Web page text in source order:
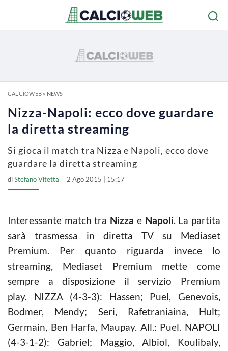
CALCIOWEB» NEWS
Nizza-Napoli: ecco dove guardare
la diretta streaming
Si gioca il match tra Nizza e Napoli, ecco dove
guardare la diretta streaming
diStefano Vitetta 2 Ago 2015 | 15:17
Interessante match tra Nizza e Napoli. La partita
sarà trasmessa in diretta TV su Mediaset
Premium. Per quanto riguarda invece lo
streaming, Mediaset Premium mette come
sempre a disposizione il servizio Premium
play. NIZZA (4-3-3): Hassen; Puel, Genevois,
Bodmer, Mendy; Seri, Rafetraniaina, Hult;
Germain, Ben Harfa, Maupay. All.: Puel. NAPOLI
(4-3-1-2): Gabriel; Maggio, Albiol, Koulibaly,